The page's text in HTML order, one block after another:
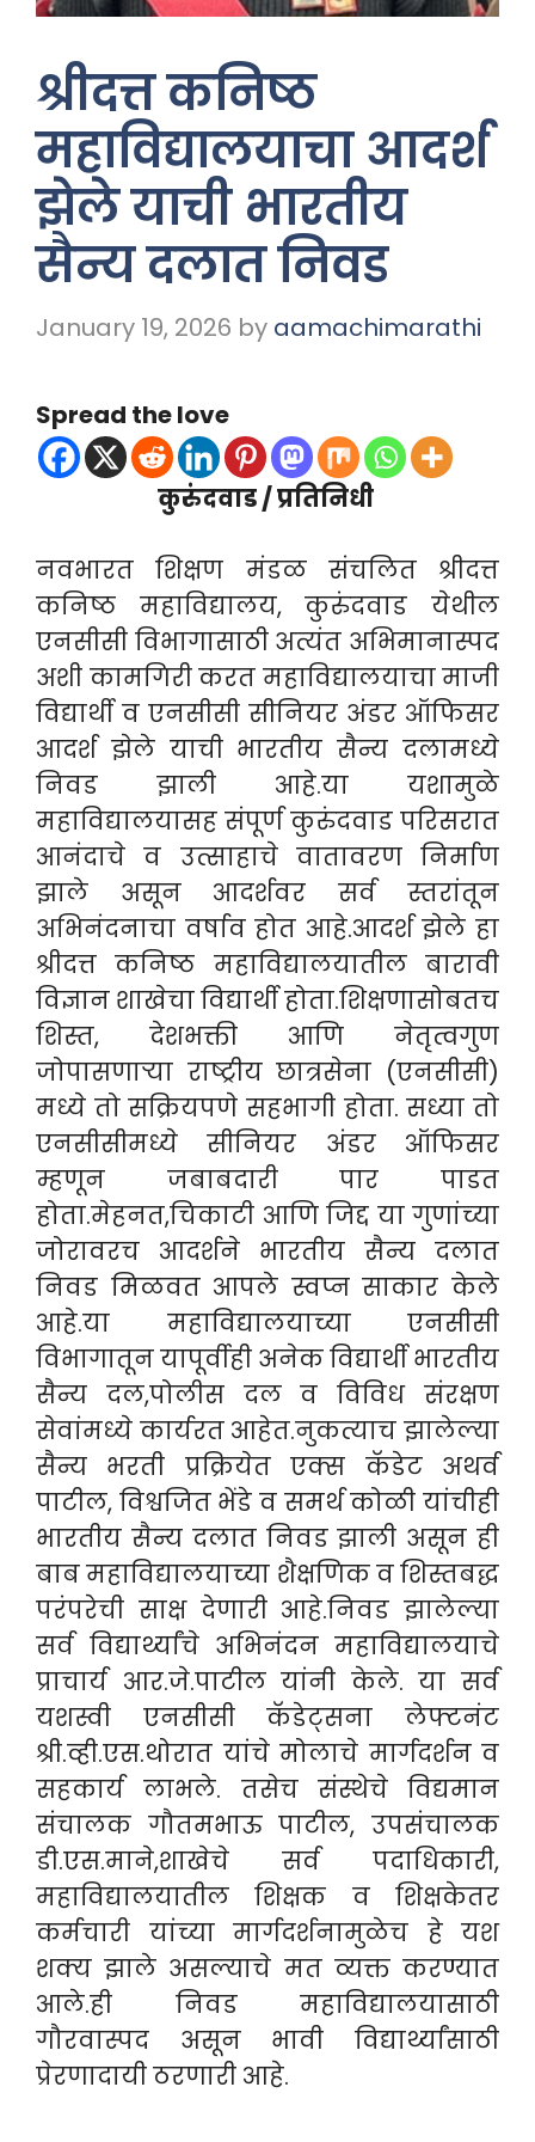
श्रीदत्त कनिष्ठ
महाविद्यालयाचा आदर्श
झेले याची भारतीय
सैन्य दलात निवड
January 19, 2026 by aamachimarathi
Spread the love
कुरुंदवाड / प्रतिनिधी
नवभारत शिक्षण मंडळ संचलित श्रीदत्त
कनिष्ठ महाविद्यालय, कुरुंदवाड येथील
एनसीसी विभागासाठी अत्यंत अभिमानास्पद
अशी कामगिरी करत महाविद्यालयाचा माजी
विद्यार्थी व एनसीसी सीनियर अंडर ऑफिसर
आदर्श झेले याची भारतीय सैन्य दलामध्ये
निवड झाली आहे.या यशामुळे
महाविद्यालयासह संपूर्ण कुरुंदवाड परिसरात
आनंदाचे व उत्साहाचे वातावरण निर्माण
झाले असून आदर्शवर सर्व स्तरांतून
अभिनंदनाचा वर्षाव होत आहे.आदर्श झेले हा
श्रीदत्त कनिष्ठ महाविद्यालयातील बारावी
विज्ञान शाखेचा विद्यार्थी होता.शिक्षणासोबतच
शिस्त, देशभक्ती आणि नेतृत्वगुण
जोपासणाऱ्या राष्ट्रीय छात्रसेना (एनसीसी)
मध्ये तो सक्रियपणे सहभागी होता. सध्या तो
एनसीसीमध्ये सीनियर अंडर ऑफिसर
म्हणून जबाबदारी पार पाडत
होता.मेहनत,चिकाटी आणि जिद्द या गुणांच्या
जोरावरच आदर्शने भारतीय सैन्य दलात
निवड मिळवत आपले स्वप्न साकार केले
आहे.या महाविद्यालयाच्या एनसीसी
विभागातून यापूर्वीही अनेक विद्यार्थी भारतीय
सैन्य दल,पोलीस दल व विविध संरक्षण
सेवांमध्ये कार्यरत आहेत.नुकत्याच झालेल्या
सैन्य भरती प्रक्रियेत एक्स कॅडेट अथर्व
पाटील, विश्वजित भेंडे व समर्थ कोळी यांचीही
भारतीय सैन्य दलात निवड झाली असून ही
बाब महाविद्यालयाच्या शैक्षणिक व शिस्तबद्ध
परंपरेची साक्ष देणारी आहे.निवड झालेल्या
सर्व विद्यार्थ्यांचे अभिनंदन महाविद्यालयाचे
प्राचार्य आर.जे.पाटील यांनी केले. या सर्व
यशस्वी एनसीसी कॅडेट्सना लेफ्टनंट
श्री.व्ही.एस.थोरात यांचे मोलाचे मार्गदर्शन व
सहकार्य लाभले. तसेच संस्थेचे विद्यमान
संचालक गौतमभाऊ पाटील, उपसंचालक
डी.एस.माने,शाखेचे सर्व पदाधिकारी,
महाविद्यालयातील शिक्षक व शिक्षकेतर
कर्मचारी यांच्या मार्गदर्शनामुळेच हे यश
शक्य झाले असल्याचे मत व्यक्त करण्यात
आले.ही निवड महाविद्यालयासाठी
गौरवास्पद असून भावी विद्यार्थ्यांसाठी
प्रेरणादायी ठरणारी आहे.